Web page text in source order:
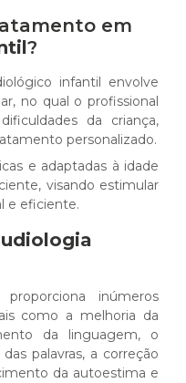
em
?
infantil envolve
no qual o profissional
da criança,
personalizado.
e adaptadas à idade
visando estimular
e eficiente.
inúmeros
como a melhoria da
da linguagem, o
palavras, a correção
da autoestima e